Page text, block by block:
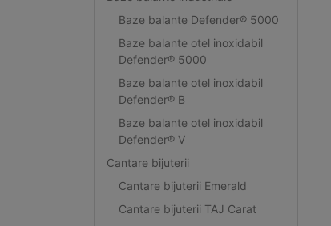
Baze balante Defender® 5000
Baze balante otel inoxidabil
Defender® 5000
Baze balante otel inoxidabil
Defender® B
Baze balante otel inoxidabil
Defender® V
Cantare bijuterii
Cantare bijuterii Emerald
Cantare bijuterii TAJ Carat